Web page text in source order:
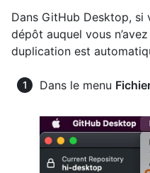
Dans GitHub Desktop,
dépôt auquel vous
duplication est
Dans le menu